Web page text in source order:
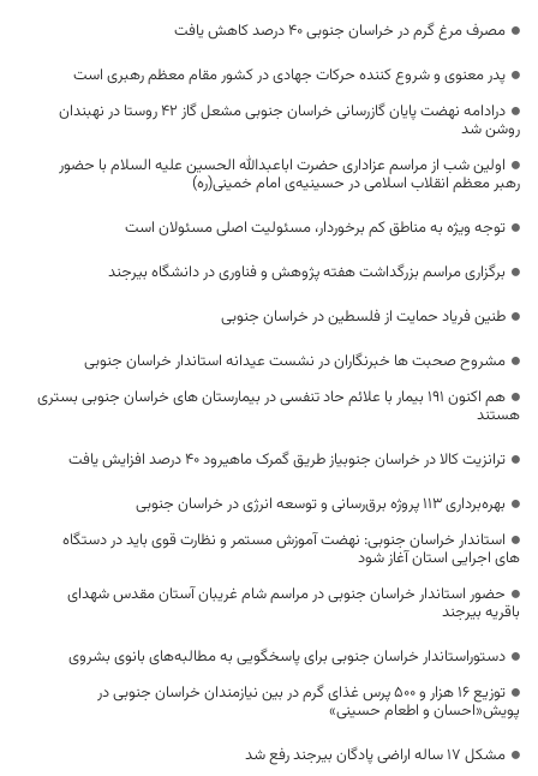
مصرف مرغ گرم در خراسان جنوبی ۴۰ درصد کاهش یافت
پدر معنوی و شروع کننده حرکات جهادی در کشور مقام معظم رهبری است
درادامه نهضت پایان گازرسانی خراسان جنوبی مشعل گاز ۴۲ روستا در نهبندان
روشن شد
اولین شب از مراسم عزاداری حضرت اباعبدالله الحسین علیه السلام با حضور
رهبر معظم انقلاب اسلامی در حسینیه‌ی امام خمینی(ره)
توجه ویژه به مناطق کم برخوردار، مسئولیت اصلی مسئولان است
برگزاری مراسم بزرگداشت هفته پژوهش و فناوری در دانشگاه بیرجند
طنین فریاد حمایت از فلسطین در خراسان جنوبی
مشروح صحبت ها خبرنگاران در نشست عیدانه استاندار خراسان جنوبی
هم اکنون 191 بیمار با علائم حاد تنفسی در بیمارستان های خراسان جنوبی بستری
هستند
ترانزیت کالا در خراسان جنوبیاز طریق گمرک ماهیرود ۴۰ درصد افزایش یافت
بهره‌برداری ۱۱۳ پروژه برق‌رسانی و توسعه انرژی در خراسان جنوبی
استاندار خراسان جنوبی: نهضت آموزش مستمر و نظارت قوی باید در دستگاه
های اجرایی استان آغاز شود
حضور استاندار خراسان جنوبی در مراسم شام غریبان آستان مقدس شهدای
باقریه بیرجند
دستوراستاندار خراسان جنوبی برای پاسخگویی به مطالبه‌های بانوی بشروی
توزیع ۱۶ هزار و ۵۰۰ پرس غذای گرم در بین نیازمندان خراسان جنوبی در
پویش«احسان و اطعام حسینی»
مشکل ۱۷ ساله اراضی پادگان بیرجند رفع شد